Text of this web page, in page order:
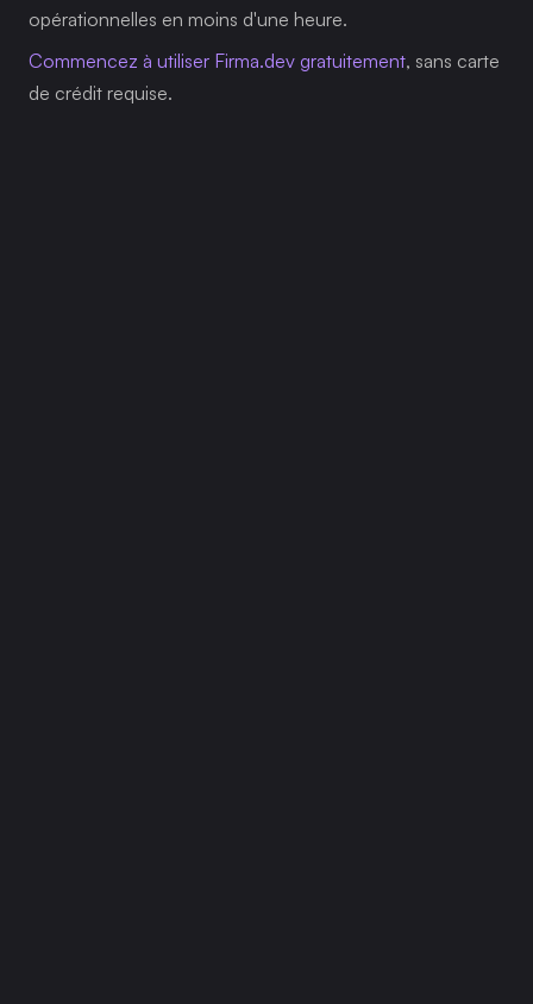
opérationnelles en moins d'une heure.
Commencez à utiliser Firma.dev gratuitement, sans carte
de crédit requise.